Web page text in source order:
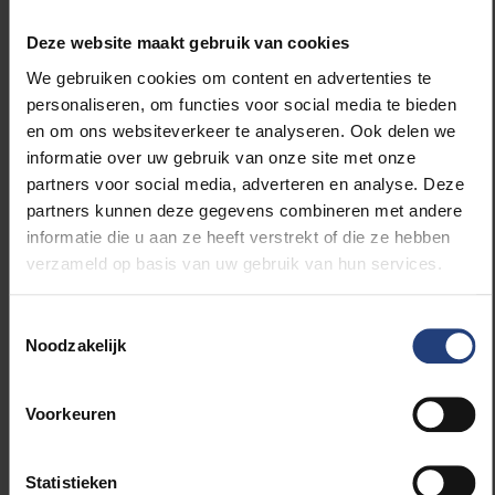
Deze website maakt gebruik van cookies
We gebruiken cookies om content en advertenties te
personaliseren, om functies voor social media te bieden
en om ons websiteverkeer te analyseren. Ook delen we
informatie over uw gebruik van onze site met onze
partners voor social media, adverteren en analyse. Deze
partners kunnen deze gegevens combineren met andere
informatie die u aan ze heeft verstrekt of die ze hebben
verzameld op basis van uw gebruik van hun services.
Noodzakelijk
Voorkeuren
Statistieken
considerable presencia de escuelas internacionales
y europeas. Otro aspecto clave lo constituye el
hecho de que en Bruselas hay una gran cantidad de
familias multilingües y multiculturales,
particularidades que también sus hijos desean
encontrar en el ámbito universitario. Sin duda alguna,
nuestro programa multilingüe hará que la mayoría de
ellos se sienta como en casa.
a través de una enseñanza que combina distintas
actividades locales, regionales e internacionales a fin
locales y los estudiantes internacionales de la VUB
esto también será un gran valor añadido para los